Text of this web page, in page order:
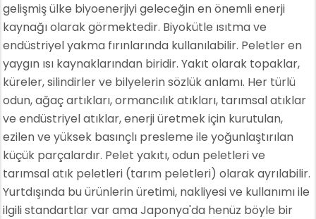
gelişmiş ülke biyoenerjiyi geleceğin en önemli enerji
kaynağı olarak görmektedir. Biyokütle ısıtma ve
endüstriyel yakma fırınlarında kullanılabilir. Peletler en
yaygın ısı kaynaklarından biridir. Yakıt olarak topaklar,
küreler, silindirler ve bilyelerin sözlük anlamı. Her türlü
odun, ağaç artıkları, ormancılık atıkları, tarımsal atıklar
ve endüstriyel atıklar, enerji üretmek için kurutulan,
ezilen ve yüksek basınçlı presleme ile yoğunlaştırılan
küçük parçalardır. Pelet yakıtı, odun peletleri ve
tarımsal atık peletleri (tarım peletleri) olarak ayrılabilir.
Yurtdışında bu ürünlerin üretimi, nakliyesi ve kullanımı ile
ilgili standartlar var ama Japonya'da henüz böyle bir